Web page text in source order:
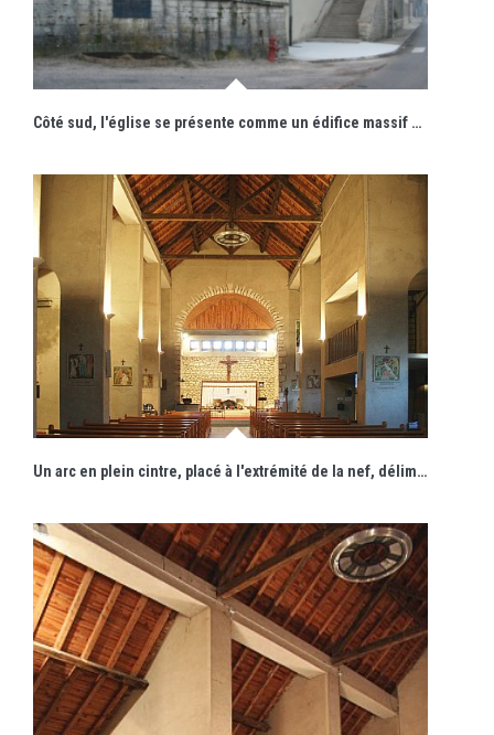
Côté sud, l'église se présente comme un édifice massif dominé par son clocher, hors œuvre, accessible par un escalier à double volée.
Un arc en plein cintre, placé à l'extrémité de la nef, délimite le chœur orienté à l'est.